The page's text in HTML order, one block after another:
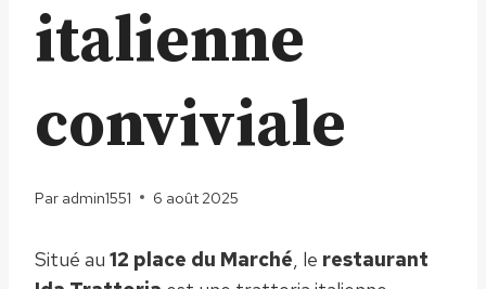
italienne
conviviale
Par admin1551 6 août 2025
Situé au 12 place du Marché, le restaurant